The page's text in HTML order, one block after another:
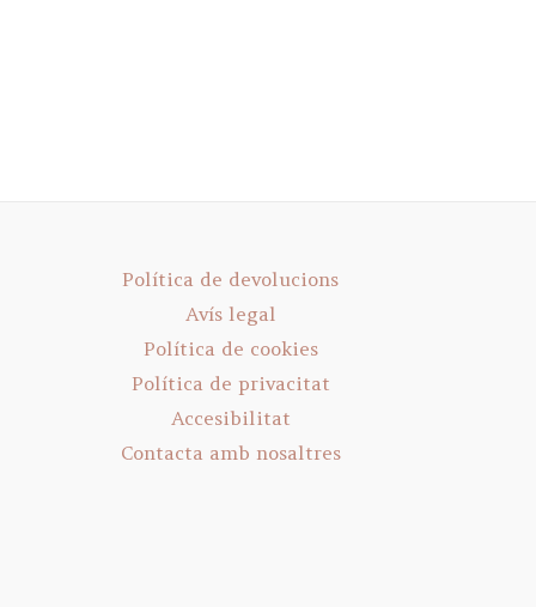
Política de devolucions
Avís legal
Política de cookies
Política de privacitat
Accesibilitat
Contacta amb nosaltres